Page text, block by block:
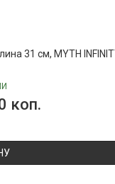
31 см, MYTH
коп.